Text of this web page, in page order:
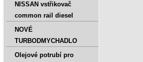
NISSAN vstřikovač
common rail diesel
NOVÉ
TURBODMYCHADLO
Olejové potrubí pro